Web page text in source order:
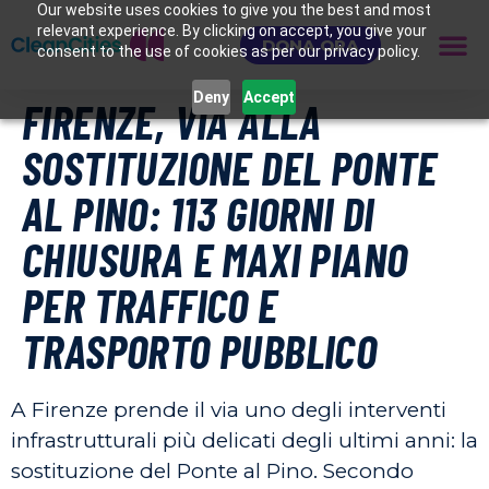
Our website uses cookies to give you the best and most
relevant experience. By clicking on accept, you give your
consent to the use of cookies as per our privacy policy.
Deny Accept
DONA ORA
FIRENZE, VIA ALLA
SOSTITUZIONE DEL PONTE
AL PINO: 113 GIORNI DI
CHIUSURA E MAXI PIANO
PER TRAFFICO E
TRASPORTO PUBBLICO
A Firenze prende il via uno degli interventi
infrastrutturali più delicati degli ultimi anni: la
sostituzione del Ponte al Pino. Secondo